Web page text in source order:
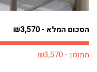
הסכום המלא - ₪3,570
ממומן - ₪3,570